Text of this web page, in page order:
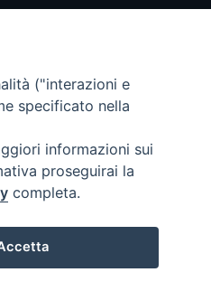
("interazioni e
specificato nella
informazioni sui
proseguirai la
completa.